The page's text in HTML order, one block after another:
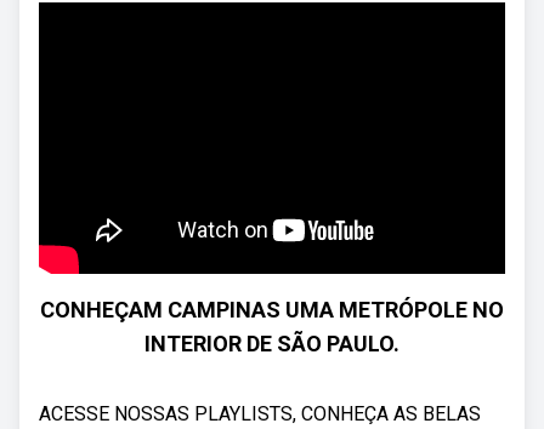
CONHEÇAM CAMPINAS UMA METRÓPOLE NO
INTERIOR DE SÃO PAULO.
ACESSE NOSSAS PLAYLISTS, CONHEÇA AS BELAS